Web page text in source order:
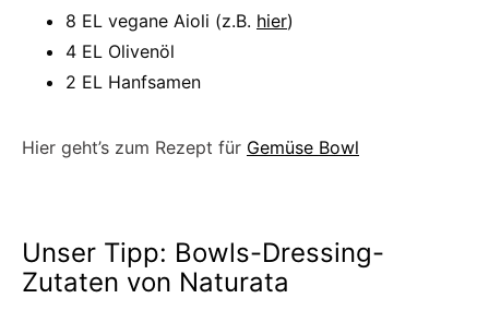
8 EL vegane Aioli (z.B. hier)
4 EL Olivenöl
2 EL Hanfsamen
Hier geht’s zum Rezept für Gemüse Bowl
Unser Tipp: Bowls-Dressing-
Zutaten von Naturata